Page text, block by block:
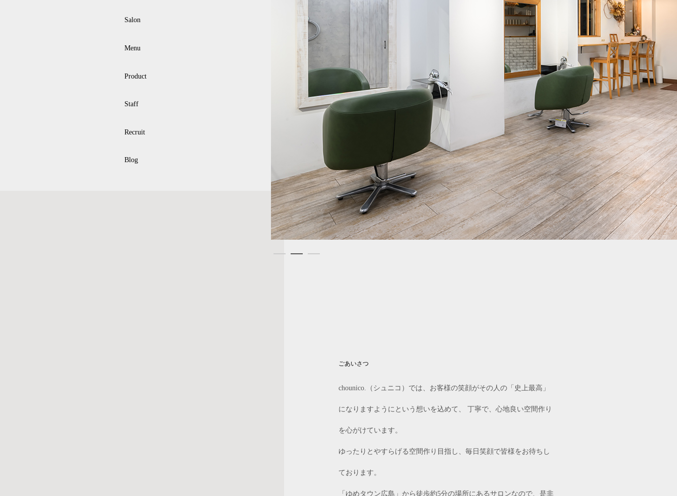
Salon
Menu
Product
Staff
Recruit
Blog
ごあいさつ
chounico.（シュニコ）では、お客様の笑顔がその人の「史上最高」
になりますようにという想いを込めて、 丁寧で、心地良い空間作り
を心がけています。
ゆったりとやすらげる空間作り目指し、毎日笑顔で皆様をお待ちし
ております。
「ゆめタウン広島」から徒歩約5分の場所にあるサロンなので、是非